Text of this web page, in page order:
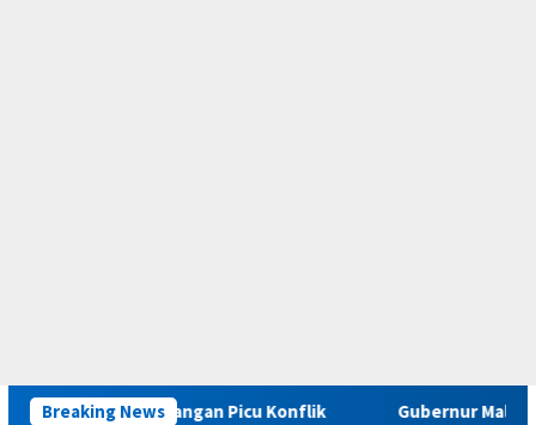
Breaking News
Kriminal Jangan Picu Konflik Gubernur Maluku :